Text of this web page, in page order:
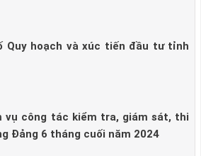
Quy hoạch và xúc tiến đầu tư tỉnh
vụ công tác kiểm tra, giám sát, thi
Đảng 6 tháng cuối năm 2024